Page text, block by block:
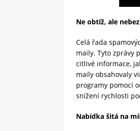
Ne obtíž, ale
Celá řada
maily. Tyto zprávy
citlivé informace,
maily obsahovaly
programy pomocí
snížení rychlosti
Nabídka šitá na